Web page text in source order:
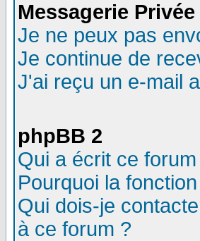
Messagerie Privée
Je ne peux pas
Je continue de
J'ai reçu un e-mail
phpBB 2
Qui a écrit ce
Pourquoi la
Qui dois-je
à ce forum ?